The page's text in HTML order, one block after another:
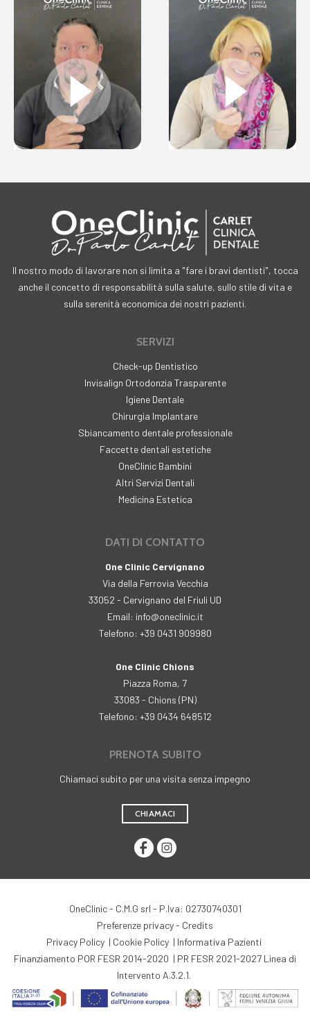
Il nostro modo di lavorare non si limita a "fare i bravi dentisti", tocca
anche il concetto di responsabilità sulla salute, sullo stile di vita e
sulla serenità economica dei nostri pazienti.
SERVIZI
Check-up Dentistico
Invisalign Ortodonzia Trasparente
Igiene Dentale
Chirurgia Implantare
Sbiancamento dentale professionale
Faccette dentali estetiche
OneClinic Bambini
Altri Servizi Dentali
Medicina Estetica
DATI DI CONTATTO
One Clinic Cervignano
Via della Ferrovia Vecchia
33052 - Cervignano del Friuli UD
Email: info@oneclinic.it
Telefono: +39 0431 909980
One Clinic Chions
Piazza Roma, 7
33083 - Chions (PN)
Telefono: +39 0434 648512
PRENOTA SUBITO
Chiamaci subito per una visita senza impegno
CHIAMACI
OneClinic - C.M.G srl - P.Iva: 02730740301
Preferenze privacy- Credits
Privacy Policy | Cookie Policy | Informativa Pazienti
Finanziamento POR FESR 2014-2020 | PR FESR 2021-2027 Linea di
Intervento A.3.2.1.